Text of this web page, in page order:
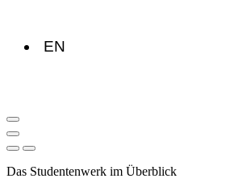
EN
Das Studentenwerk im Überblick